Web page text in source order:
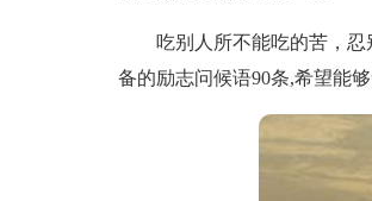
吃别人所不能吃的苦，忍
备的励志问候语90条,希望能够